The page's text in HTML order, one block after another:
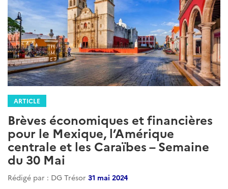
ARTICLE
Brèves économiques pour le
Mexique, l'Amérique centrale et les
Caraïbes - Semaine du 16 janvier
2025
Rédigé par : DG Trésor 16 janvier 2025